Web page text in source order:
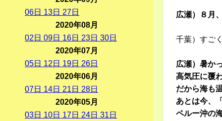
広瀬）８月
千葉）すご
広瀬）暑か
高気圧に覆
だから海も
あとは今、
ペルー沖の
06日 13日 27日
2020年08月
02 日 09日 16日 23日 30日
2020年07月
05日 12 日 19日 26日
2020年06月
07日 14日 21 日 28日
2020年05月
03日 10日 17日 24日 31 日